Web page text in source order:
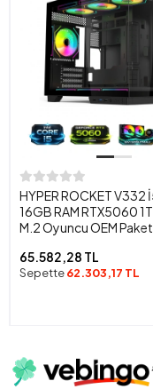
HYPER ROCKET V332
16GB RAM RTX5060
M.2 Oyuncu OEM Paket
65.582,28 TL
Sepette62.303,17 TL